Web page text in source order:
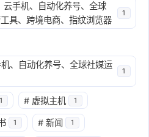
手机、自动化养号、全球
具、跨境电商、指纹浏览器
1
、自动化养号、全球社媒运
1
1 # 虚拟主机 1
1 # 新闻 1